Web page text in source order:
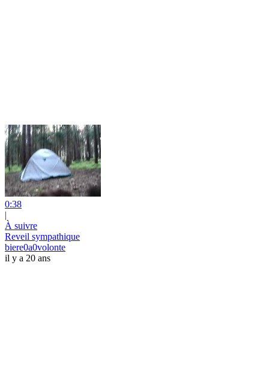
0:38
|
À suivre
Reveil sympathique
biere0a0volonte
il y a 20 ans